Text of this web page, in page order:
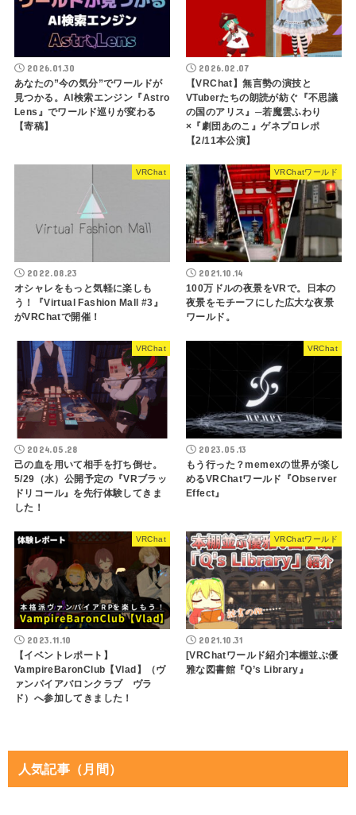
2026.01.30
あなたの”今の気分”でワールドが
見つかる。AI検索エンジン『Astro
Lens』でワールド巡りが変わる
【寄稿】
2026.02.07
【VRChat】無言勢の演技と
VTuberたちの朗読が紡ぐ『不思議
の国のアリス』─若魔雲ふわり
×『劇団あのこ』ゲネプロレポ
【2/11本公演】
VRChat
2022.08.23
オシャレをもっと気軽に楽しも
う！『Virtual Fashion Mall #3』
がVRChatで開催！
VRChatワールド
2021.10.14
100万ドルの夜景をVRで。日本の
夜景をモチーフにした広大な夜景
ワールド。
VRChat
2024.05.28
己の血を用いて相手を打ち倒せ。
5/29（水）公開予定の『VRブラッ
ドリコール』を先行体験してきま
した！
VRChat
2023.05.13
もう行った？memexの世界が楽し
めるVRChatワールド『Observer
Effect』
VRChat
2023.11.10
【イベントレポート】
VampireBaronClub【Vlad】（ヴ
ァンパイアバロンクラブ ヴラ
ド）へ参加してきました！
VRChatワールド
2021.10.31
[VRChatワールド紹介]本棚並ぶ優
雅な図書館『Q’s Library』
人気記事（月間）